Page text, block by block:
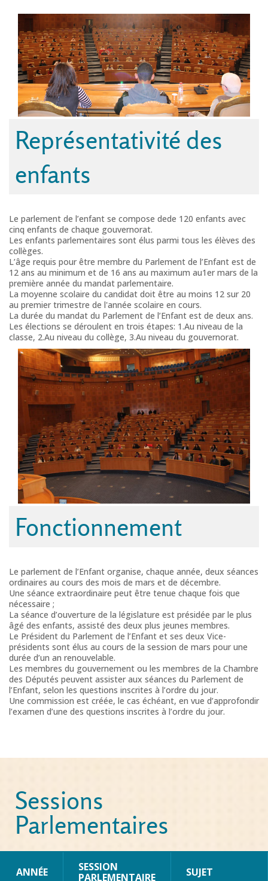
Représentativité des
enfants
Le parlement de l’enfant se compose dede 120 enfants avec
cinq enfants de chaque gouvernorat.
Les enfants parlementaires sont élus parmi tous les élèves des
collèges.
L’âge requis pour être membre du Parlement de l’Enfant est de
12 ans au minimum et de 16 ans au maximum au1er mars de la
première année du mandat parlementaire.
La moyenne scolaire du candidat doit être au moins 12 sur 20
au premier trimestre de l'année scolaire en cours.
La durée du mandat du Parlement de l’Enfant est de deux ans.
Les élections se déroulent en trois étapes: 1.Au niveau de la
classe, 2.Au niveau du collège, 3.Au niveau du gouvernorat.
Fonctionnement
Le parlement de l’Enfant organise, chaque année, deux séances
ordinaires au cours des mois de mars et de décembre.
Une séance extraordinaire peut être tenue chaque fois que
nécessaire ;
La séance d’ouverture de la législature est présidée par le plus
âgé des enfants, assisté des deux plus jeunes membres.
Le Président du Parlement de l’Enfant et ses deux Vice-
présidents sont élus au cours de la session de mars pour une
durée d’un an renouvelable.
Les membres du gouvernement ou les membres de la Chambre
des Députés peuvent assister aux séances du Parlement de
l’Enfant, selon les questions inscrites à l’ordre du jour.
Une commission est créée, le cas échéant, en vue d’approfondir
l’examen d’une des questions inscrites à l’ordre du jour.
Sessions
Parlementaires
ANNÉE
SESSION
PARLEMENTAIRE
SUJET